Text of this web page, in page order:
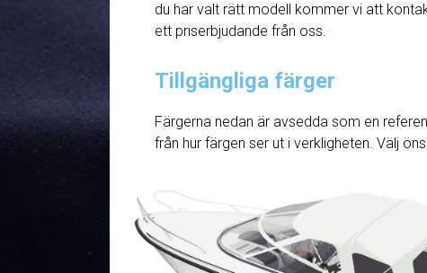
du har valt rätt modell kommer vi att
ett priserbjudande från oss.
Tillgängliga färger
Färgerna nedan är avsedda som en
från hur färgen ser ut i verkligheten. Välj